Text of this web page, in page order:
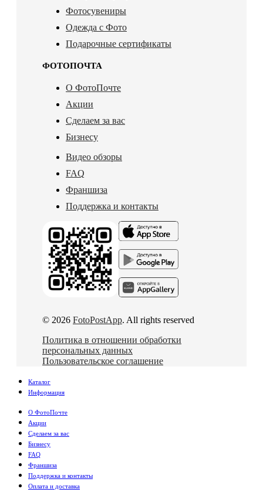
Фотосувениры
Одежда с Фото
Подарочные сертификаты
ФОТОПОЧТА
О ФотоПочте
Акции
Сделаем за вас
Бизнесу
Видео обзоры
FAQ
Франшиза
Поддержка и контакты
© 2026 FotoPostApp. All rights reserved
Политика в отношении обработки
персональных данных
Пользовательское соглашение
Каталог
Информация
О ФотоПочте
Акции
Сделаем за вас
Бизнесу
FAQ
Франшиза
Поддержка и контакты
Оплата и доставка